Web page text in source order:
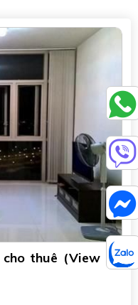
thuê (View Xa